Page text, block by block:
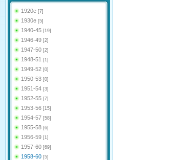
1920е [7]
1930е [5]
1940-45 [19]
1946-49 [2]
1947-50 [2]
1948-51 [1]
1949-52 [0]
1950-53 [0]
1951-54 [3]
1952-55 [7]
1953-56 [15]
1954-57 [58]
1955-58 [6]
1956-59 [1]
1957-60 [69]
1958-60 [5]